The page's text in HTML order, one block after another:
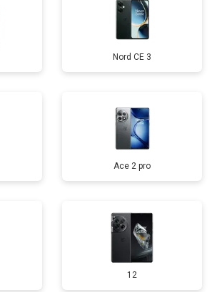
Nord CE 3
Ace 2 pro
12